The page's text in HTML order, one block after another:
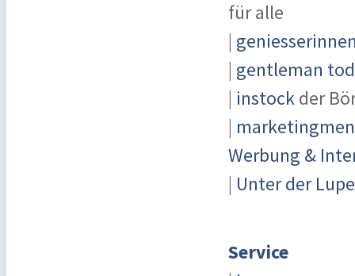
für alle
|
| gentleman
| instock der
|
Werbung &
| Unter der Lupe
Service